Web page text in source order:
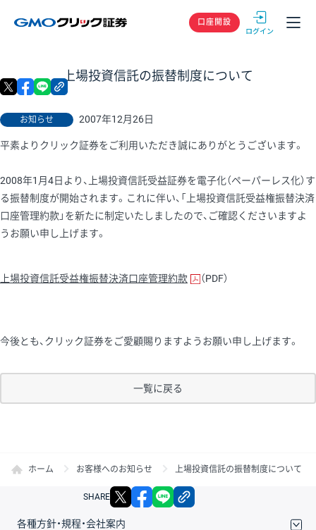
GMOクリック
口座開設
上場投資信託の振替制度について
お知らせ 2007年12月26日
X facebook
平素よりクリック証券をご利用いただき誠にありがとうございます。
2008年1月4日より、上場投資信託受益証券を電子化（ペーパーレス化）す
る振替制度が開始されます。これに伴い、「上場投資信託受益権振替決済
口座管理約款」を新たに制定いたしましたので、ご確認くださいますよ
うお願い申し上げます。
上場投資信託受益権振替決済口座管理約款 （PDF）
今後とも、クリック証券をご愛顧賜りますようお願い申し上げます。
一覧に戻る
ホーム お客様へのお知らせ 上場投資信託の振替制度について
SHARE X facebook
各種方針・規程・会社案内